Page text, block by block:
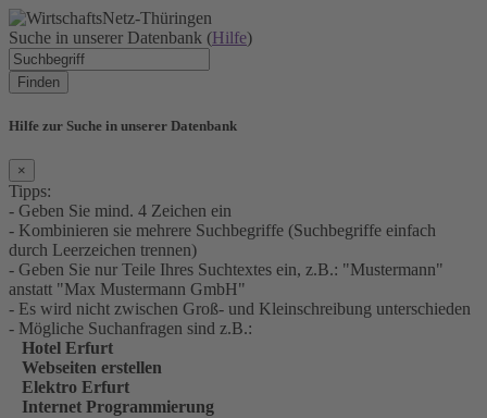
Suche in unserer Datenbank (Hilfe)
Finden
Hilfe zur Suche in unserer Datenbank
×
Tipps:
- Geben Sie mind. 4 Zeichen ein
- Kombinieren sie mehrere Suchbegriffe (Suchbegriffe einfach
durch Leerzeichen trennen)
- Geben Sie nur Teile Ihres Suchtextes ein, z.B.: "Mustermann"
anstatt "Max Mustermann GmbH"
- Es wird nicht zwischen Groß- und Kleinschreibung unterschieden
- Mögliche Suchanfragen sind z.B.:
Hotel Erfurt
Webseiten erstellen
Elektro Erfurt
Internet Programmierung